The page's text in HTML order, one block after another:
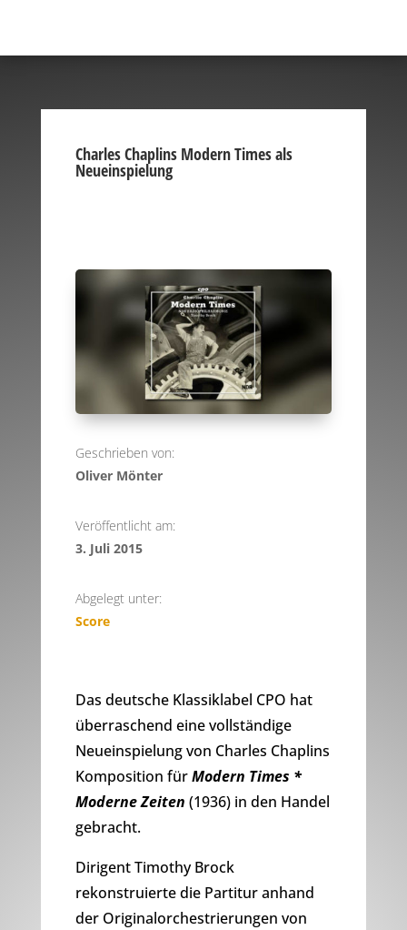
Charles Chaplins Modern Times als
Neueinspielung
Geschrieben von:
Oliver Mönter
Veröffentlicht am:
3. Juli 2015
Abgelegt unter:
Score
Das deutsche Klassiklabel CPO hat
überraschend eine vollständige
Neueinspielung von Charles Chaplins
Komposition fürModern Times *
Moderne Zeiten (1936) in den Handel
gebracht.
Dirigent Timothy Brock
rekonstruierte die Partitur anhand
der Originalorchestrierungen von